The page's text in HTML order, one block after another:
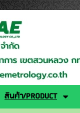
สินค้า/PRODUCT